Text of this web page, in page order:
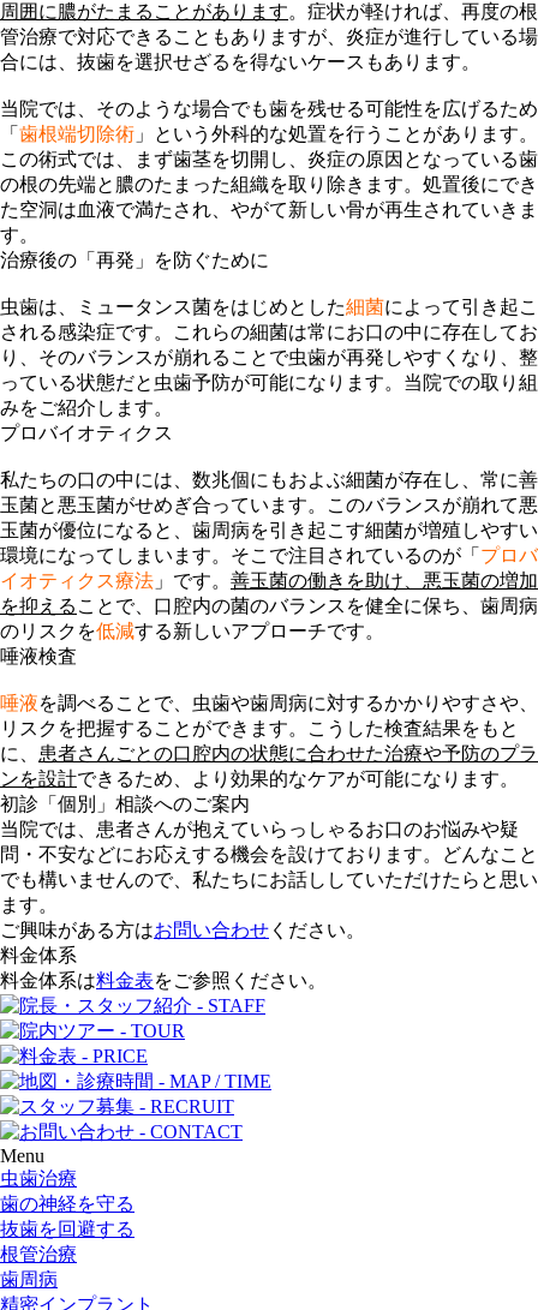
周囲に膿がたまることがあります。症状が軽ければ、再度の根
管治療で対応できることもありますが、炎症が進行している場
合には、抜歯を選択せざるを得ないケースもあります。
当院では、そのような場合でも歯を残せる可能性を広げるため
「 歯根端切除術 」という外科的な処置を行うことがあります。
この術式では、まず歯茎を切開し、炎症の原因となっている歯
の根の先端と膿のたまった組織を取り除きます。処置後にでき
た空洞は血液で満たされ、やがて新しい骨が再生されていきま
す。
治療後の「再発」を防ぐために
虫歯は、ミュータンス菌をはじめとした細菌によって引き起こ
される感染症です。これらの細菌は常にお口の中に存在してお
り、そのバランスが崩れることで虫歯が再発しやすくなり、整
っている状態だと虫歯予防が可能になります。当院での取り組
みをご紹介します。
プロバイオティクス
私たちの口の中には、数兆個にもおよぶ細菌が存在し、常に善
玉菌と悪玉菌がせめぎ合っています。このバランスが崩れて悪
玉菌が優位になると、歯周病を引き起こす細菌が増殖しやすい
環境になってしまいます。そこで注目されているのが「 プロバ
イオティクス療法 」です。 善玉菌の働きを助け、悪玉菌の増加
を抑える ことで、口腔内の菌のバランスを健全に保ち、歯周病
のリスクを低減する新しいアプローチです。
唾液検査
唾液を調べることで、虫歯や歯周病に対するかかりやすさや、
リスクを把握することができます。こうした検査結果をもと
に、 患者さんごとの口腔内の状態に合わせた治療や予防のプラ
ンを設計できるため、より 効果的なケアが可能になります。
初診「個別」相談へのご案内
当院では、患者さんが抱えていらっしゃるお口のお悩みや疑
問・不安などにお応えする機会を設けております。どんなこと
でも構いませんので、私たちにお話ししていただけたらと思い
ます。
ご興味がある方はお問い合わせ ください。
料金体系
料金体系は料金表をご参照ください。
Menu
虫歯治療
歯の神経を守る
抜歯を回避する
根管治療
歯周病
精密インプラント